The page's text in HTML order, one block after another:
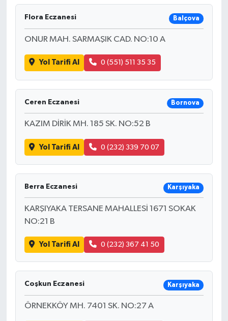
Flora Eczanesi Balçova
ONUR MAH. SARMAŞIK CAD. NO:10 A
Yol Tarifi Al 0 (551) 511 35 35
Ceren Eczanesi Bornova
KAZIM DİRİK MH. 185 SK. NO:52 B
Yol Tarifi Al 0 (232) 339 70 07
Berra Eczanesi Karşıyaka
KARŞIYAKA TERSANE MAHALLESİ 1671 SOKAK
NO:21 B
Yol Tarifi Al 0 (232) 367 41 50
Coşkun Eczanesi Karşıyaka
ÖRNEKKÖY MH. 7401 SK. NO:27 A